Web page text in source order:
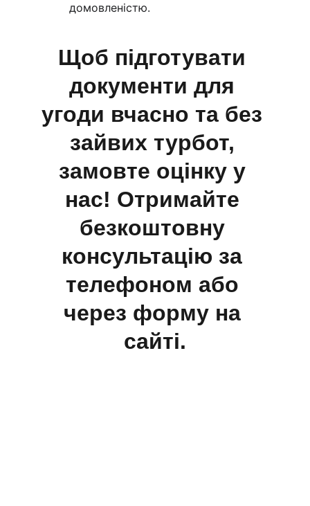
домовленістю.
Щоб підготувати
документи для
угоди вчасно та без
зайвих турбот,
замовте оцінку у
нас! Отримайте
безкоштовну
консультацію за
телефоном або
через форму на
сайті.